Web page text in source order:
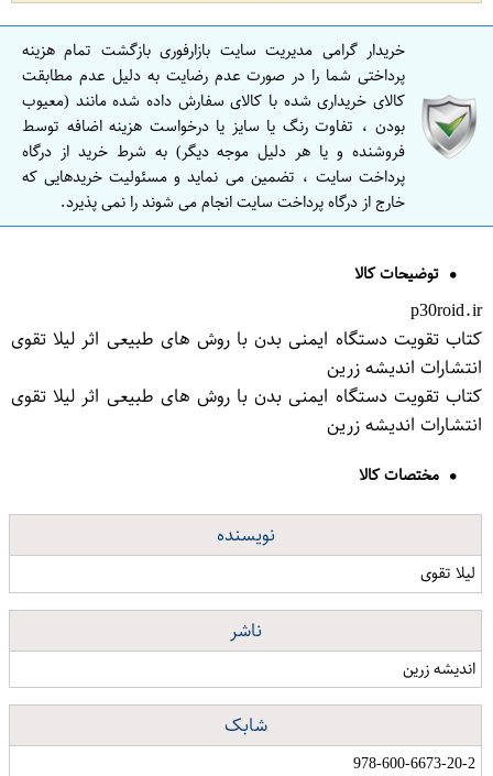
خریدار گرامی مدیریت سایت بازارفوری بازگشت تمام هزینه
پرداختی شما را در صورت عدم رضایت به دلیل عدم مطابقت
کالای خریداری شده با کالای سفارش داده شده مانند (معیوب
بودن ، تفاوت رنگ یا سایز یا درخواست هزینه اضافه توسط
فروشنده و یا هر دلیل موجه دیگر) به شرط خرید از درگاه
پرداخت سایت ، تضمین می نماید و مسئولیت خریدهایی که
خارج از درگاه پرداخت سایت انجام می شوند را نمی پذیرد.
توضیحات کالا
p30roid.ir
کتاب تقویت دستگاه ایمنی بدن با روش های طبیعی اثر لیلا تقوی
انتشارات اندیشه زرین
کتاب تقویت دستگاه ایمنی بدن با روش های طبیعی اثر لیلا تقوی
انتشارات اندیشه زرین
مختصات کالا
نویسنده
لیلا تقوی
ناشر
اندیشه زرین
شابک
978-600-6673-20-2